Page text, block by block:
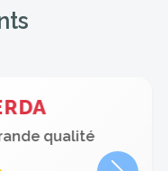
utilisateur